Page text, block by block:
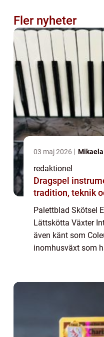
Fler nyheter
03 maj 2026
redaktionel
Dragspel instrumentet som förenar
tradition, teknik
Palettblad Skötsel
Lättskötta Växter
även känt som
inomhusväxt som